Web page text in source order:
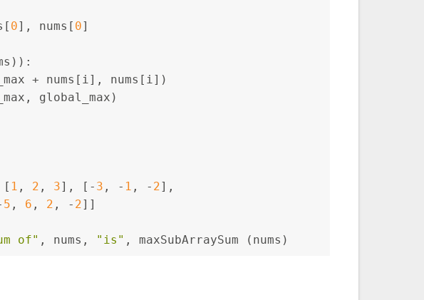
0], nums[ 0]
+ nums[i], nums[i])
global_max)
[ 1 , 2 , 3], [- 3 , - 1 , - 2],
5 , 6 , 2 , - 2]]
of" , nums, "is" , maxSubArraySum (nums)